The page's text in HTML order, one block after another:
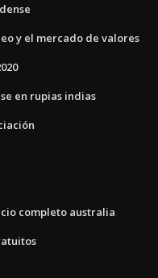
y el mercado de valores
en rupias indias
completo australia